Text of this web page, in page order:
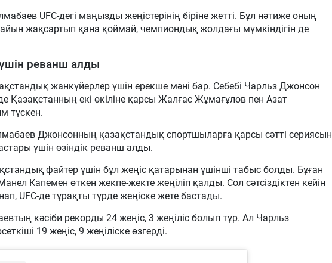
UFC-дегі маңызды жеңістерінің біріне жетті. Бұл нәтиже оның
жақсартып қана қоймай, чемпиондық жолдағы мүмкіндігін де
реванш алды
жанкүйерлер үшін ерекше мәні бар. Себебі Чарльз Джонсон
Қазақстанның екі өкіліне қарсы Жалғас Жұмағұлов пен Азат
түскен.
Джонсонның қазақстандық спортшыларға қарсы сәтті сериясын
үшін өзіндік реванш алды.
файтер үшін бұл жеңіс қатарынан үшінші табыс болды. Бұған
Капемен өткен жекпе-жекте жеңіліп қалды. Сол сәтсіздіктен кейін
UFC-де тұрақты түрде жеңіске жете бастады.
кәсіби рекорды 24 жеңіс, 3 жеңіліс болып тұр. Ал Чарльз
19 жеңіс, 9 жеңіліске өзгерді.